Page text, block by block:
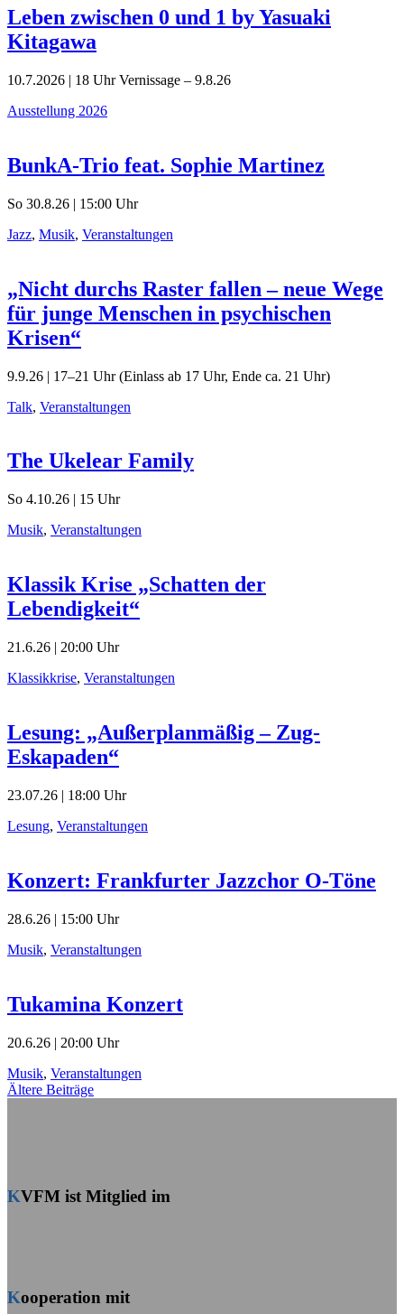
Leben zwischen 0 und 1 by Yasuaki
Kitagawa
10.7.2026 | 18 Uhr Vernissage – 9.8.26
Ausstellung 2026
BunkA-Trio feat. Sophie Martinez
So 30.8.26 | 15:00 Uhr
Jazz, Musik, Veranstaltungen
„Nicht durchs Raster fallen – neue Wege
für junge Menschen in psychischen
Krisen“
9.9.26 | 17–21 Uhr (Einlass ab 17 Uhr, Ende ca. 21 Uhr)
Talk, Veranstaltungen
The Ukelear Family
So 4.10.26 | 15 Uhr
Musik, Veranstaltungen
Klassik Krise „Schatten der
Lebendigkeit“
21.6.26 | 20:00 Uhr
Klassikkrise, Veranstaltungen
Lesung: „Außerplanmäßig – Zug-
Eskapaden“
23.07.26 | 18:00 Uhr
Lesung, Veranstaltungen
Konzert: Frankfurter Jazzchor O-Töne
28.6.26 | 15:00 Uhr
Musik, Veranstaltungen
Tukamina Konzert
20.6.26 | 20:00 Uhr
Musik, Veranstaltungen
Beitragsnavigation
Ältere Beiträge
KVFM ist Mitglied im
Kooperation mit